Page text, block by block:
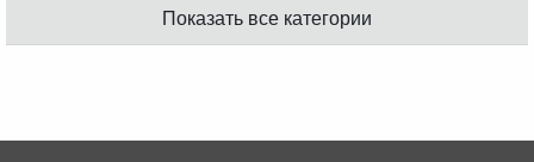
Показать все категории